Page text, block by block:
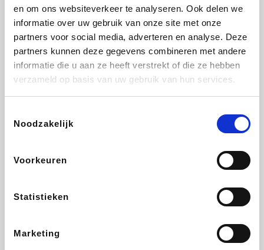
en om ons websiteverkeer te analyseren. Ook delen we
informatie over uw gebruik van onze site met onze
partners voor social media, adverteren en analyse. Deze
partners kunnen deze gegevens combineren met andere
informatie die u aan ze heeft verstrekt of die ze hebben
verzameld op basis van uw gebruik van hun services.
Noodzakelijk
Voorkeuren
Statistieken
Marketing
All Accor
DectDirect
SupraBazar